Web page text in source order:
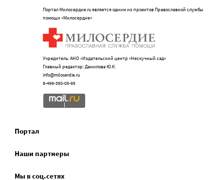
Портал Милосердие.ru является одним из проектов Православной службы
помощи «Милосердие»
Учредитель: АНО «Издательский центр «Нескучный сад»
Главный редактор: Данилова Ю.К.
info@miloserdie.ru
8-499-350-05-95
Портал
Наши партнеры
Мы в соц.сетях